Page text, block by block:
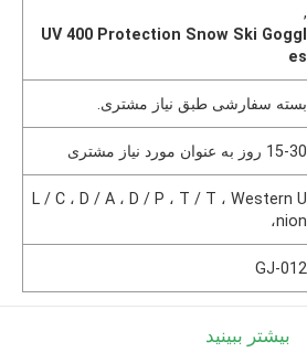
,
UV 400 Protection Snow Ski Goggl
es
بسته سفارشی طبق نیاز مشتری.
15-30 روز به عنوان مورد نیاز مشتری
L / C ، D / A ، D / P ، T / T ، Western U
nion،
GJ-012
بیشتر ببینید